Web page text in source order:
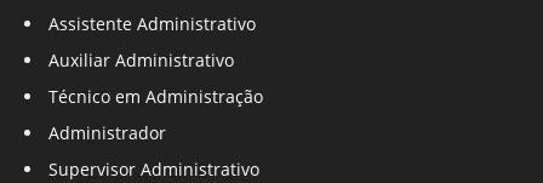
Assistente Administrativo
Auxiliar Administrativo
Técnico em Administração
Administrador
Supervisor Administrativo